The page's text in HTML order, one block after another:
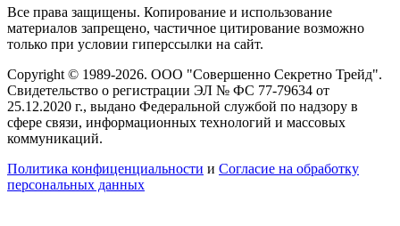
Все права защищены. Копирование и использование
материалов запрещено, частичное цитирование возможно
только при условии гиперссылки на сайт.
Copyright © 1989-2026. ООО "Совершенно Секретно Трейд".
Свидетельство о регистрации ЭЛ № ФС 77-79634 от
25.12.2020 г., выдано Федеральной службой по надзору в
сфере связи, информационных технологий и массовых
коммуникаций.
Политика конфиценциальности и Согласие на обработку
персональных данных